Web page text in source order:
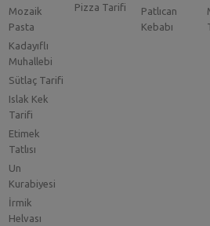
Mozaik
Pasta
Kadayıflı
Muhallebi
Sütlaç Tarifi
Islak Kek
Tarifi
Etimek
Tatlısı
Un
Kurabiyesi
İrmik
Helvası
Pizza Tarifi
Patlıcan
Kebabı